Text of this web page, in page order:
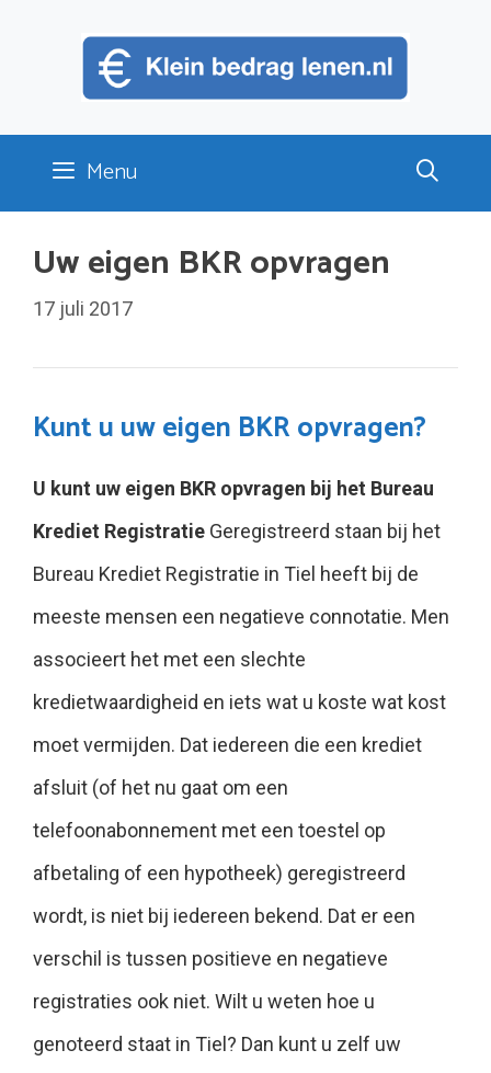
Menu
Uw eigen BKR opvragen
17 juli 2017
Kunt u uw eigen BKR opvragen?
U kunt uw eigen BKR opvragen bij het Bureau
Krediet Registratie Geregistreerd staan bij het
Bureau Krediet Registratie in Tiel heeft bij de
meeste mensen een negatieve connotatie. Men
associeert het met een slechte
kredietwaardigheid en iets wat u koste wat kost
moet vermijden. Dat iedereen die een krediet
afsluit (of het nu gaat om een
telefoonabonnement met een toestel op
afbetaling of een hypotheek) geregistreerd
wordt, is niet bij iedereen bekend. Dat er een
verschil is tussen positieve en negatieve
registraties ook niet. Wilt u weten hoe u
genoteerd staat in Tiel? Dan kunt u zelf uw